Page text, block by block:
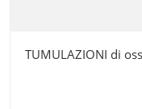
TUMULAZIONI di